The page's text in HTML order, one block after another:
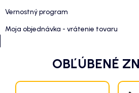
Vernostný program
Moja objednávka - vrátenie tovaru
OBĽÚBENÉ